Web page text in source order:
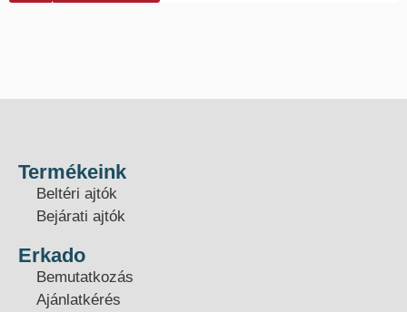
Termékeink
Beltéri ajtók
Bejárati ajtók
Erkado
Bemutatkozás
Ajánlatkérés